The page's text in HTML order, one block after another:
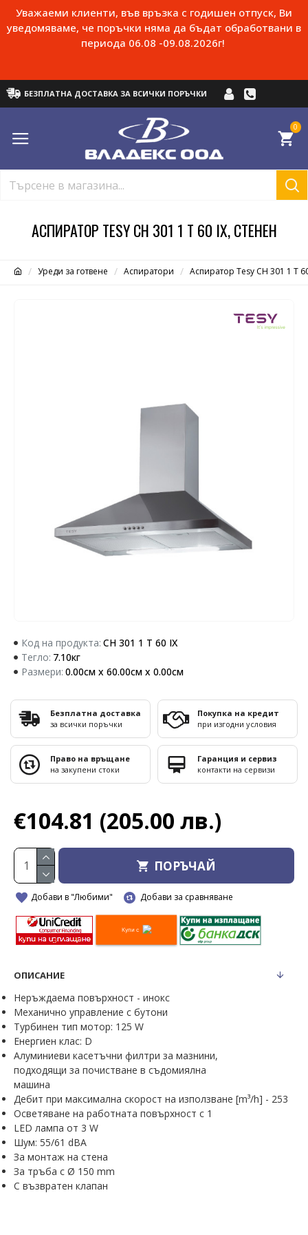
Уважаеми клиенти, във връзка с годишен отпуск, Ви
уведомяваме, че поръчки няма да бъдат обработвани в
периода 06.08 -09.08.2026г!
БЕЗПЛАТНА ДОСТАВКА ЗА ВСИЧКИ ПОРЪЧКИ
0
Уреди за готвене Аспиратори Аспиратор Tesy CH 301 1 T
АСПИРАТОР TESY CH 301 1 T 60 IX, СТЕНЕН
Код на продукта: CH 301 1 T 60 IX
Тегло: 7.10кг
Размери: 0.00см x 60.00см x 0.00см
€104.81 (205.00 лв.)
ПОРЪЧАЙ
Добави в "Любими" Добави за сравняване
Купи с
Безплатна доставка
за всички поръчки
Покупка на кредит
при изгодни условия
Право на връщане
на закупени стоки
Гаранция и сервиз
контакти на сервизи
ОПИСАНИЕ
Неръждаема повърхност - инокс
Механично управление с бутони
Турбинен тип мотор: 125 W
Енергиен клас: D
Алуминиеви касетъчни филтри за мазнини,
подходящи за почистване в съдомиялна
машина
Дебит при максимална скорост на използване [m³/h] - 253
Oсветяване на работната повърхност с 1
LED лампa от 3 W
Шум: 55/61 dBA
За монтаж на стена
За тръба с Ø 150 mm
С възвратен клапан